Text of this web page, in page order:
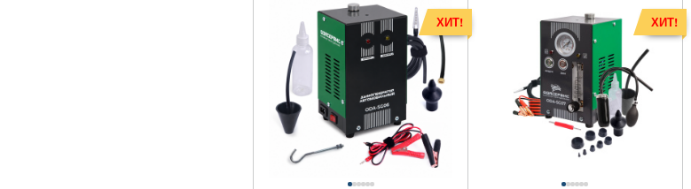
ХИТ! ХИТ!